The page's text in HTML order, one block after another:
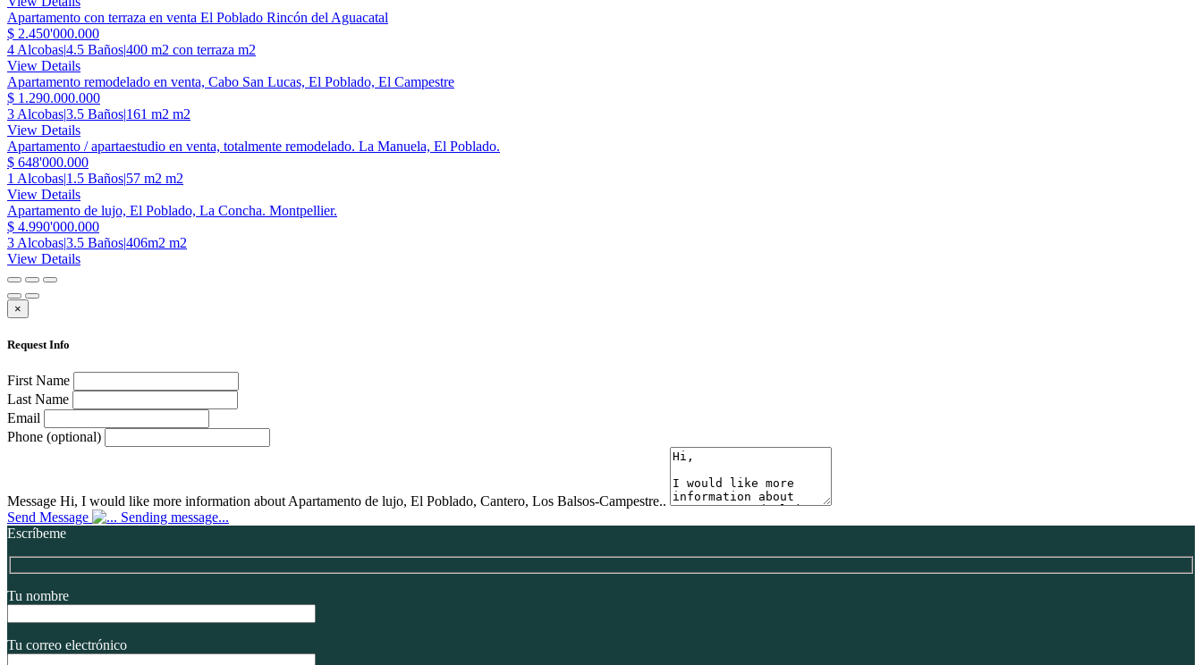
Apartamento con terraza en venta El Poblado Rincón del Aguacatal
$ 2.450'000.000
4 Alcobas|4.5 Baños|400 m2 con terraza m2
View Details
Apartamento remodelado en venta, Cabo San Lucas, El Poblado, El Campestre
$ 1.290.000.000
3 Alcobas|3.5 Baños|161 m2 m2
View Details
Apartamento / apartaestudio en venta, totalmente remodelado. La Manuela, El Poblado.
$ 648'000.000
1 Alcobas|1.5 Baños|57 m2 m2
View Details
Apartamento de lujo, El Poblado, La Concha. Montpellier.
$ 4.990'000.000
3 Alcobas|3.5 Baños|406m2 m2
View Details
×
Request Info
First Name
Last Name
Email
Phone (optional)
Message Hi, I would like more information about Apartamento de lujo, El Poblado, Cantero, Los Balsos-Campestre..
Send Message
Sending message...
Escríbeme
Tu nombre
Tu correo electrónico